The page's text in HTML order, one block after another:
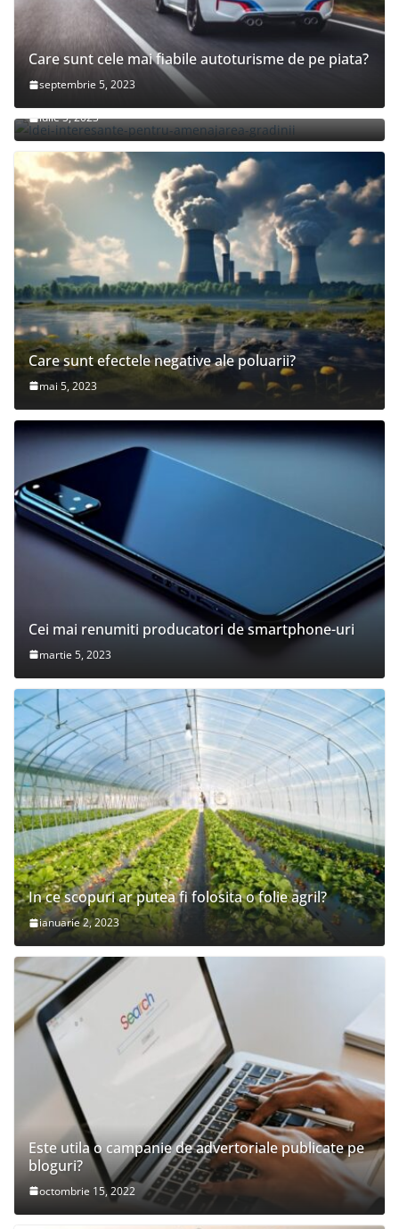
Care sunt cele mai fiabile autoturisme de pe piata?
septembrie 5, 2023
Idei interesante pentru amenajarea gradinii
iulie 5, 2023
Care sunt efectele negative ale poluarii?
mai 5, 2023
Cei mai renumiti producatori de smartphone-uri
martie 5, 2023
In ce scopuri ar putea fi folosita o folie agril?
ianuarie 2, 2023
Este utila o campanie de advertoriale publicate pe
bloguri?
octombrie 15, 2022